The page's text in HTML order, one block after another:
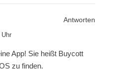
App! Sie heißt Buycott
zu finden.
Antworten